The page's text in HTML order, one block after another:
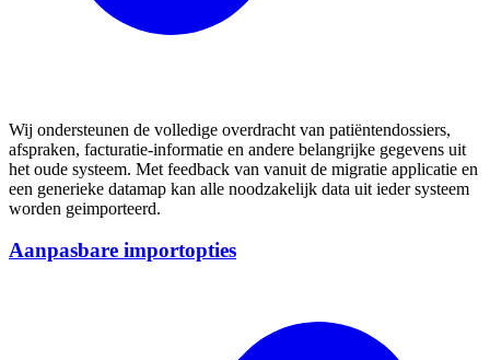
Wij ondersteunen de volledige overdracht van patiëntendossiers,
afspraken, facturatie-informatie en andere belangrijke gegevens uit
het oude systeem. Met feedback van vanuit de migratie applicatie en
een generieke datamap kan alle noodzakelijk data uit ieder systeem
worden geimporteerd.
Aanpasbare importopties